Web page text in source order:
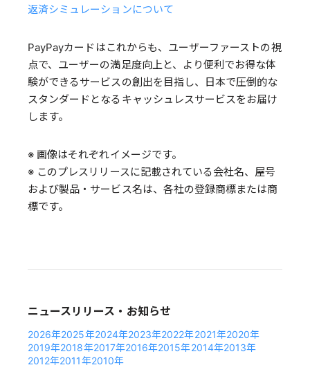
返済シミュレーションについて
PayPayカードはこれからも、ユーザーファーストの視
点で、ユーザーの満足度向上と、より便利でお得な体
験ができるサービスの創出を目指し、日本で圧倒的な
スタンダードとなるキャッシュレスサービスをお届け
します。
※ 画像はそれぞれイメージです。
※ このプレスリリースに記載されている会社名、屋号
および製品・サービス名は、各社の登録商標または商
標です。
ニュースリリース・お知らせ
2026年2025年2024年2023年2022年2021年2020年
2019年2018年2017年2016年2015年2014年2013年
2012年2011年2010年